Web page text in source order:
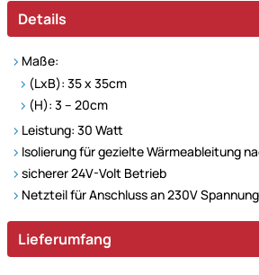
Details
Maße:
(LxB): 35 x 35cm
(H): 3 – 20cm
Leistung: 30 Watt
Isolierung für gezielte Wärmeableitung
sicherer 24V-Volt Betrieb
Netzteil für Anschluss an 230V
Lieferumfang